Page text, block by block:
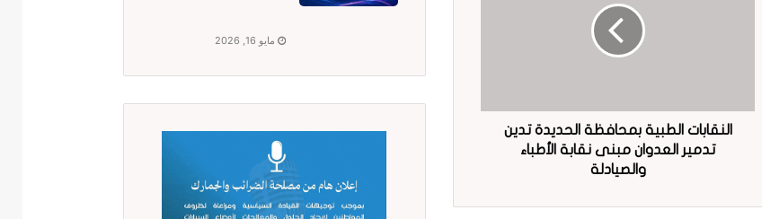
النقابات الطبية بمحافظة الحديدة تدين
تدمير العدوان مبنى نقابة الأطباء
والصيادلة
مايو 16, 2026